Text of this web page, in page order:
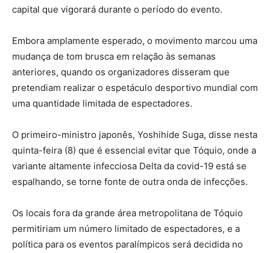
capital que vigorará durante o período do evento.
Embora amplamente esperado, o movimento marcou uma
mudança de tom brusca em relação às semanas
anteriores, quando os organizadores disseram que
pretendiam realizar o espetáculo desportivo mundial com
uma quantidade limitada de espectadores.
O primeiro-ministro japonês, Yoshihide Suga, disse nesta
quinta-feira (8) que é essencial evitar que Tóquio, onde a
variante altamente infecciosa Delta da covid-19 está se
espalhando, se torne fonte de outra onda de infecções.
Os locais fora da grande área metropolitana de Tóquio
permitiriam um número limitado de espectadores, e a
política para os eventos paralímpicos será decidida no